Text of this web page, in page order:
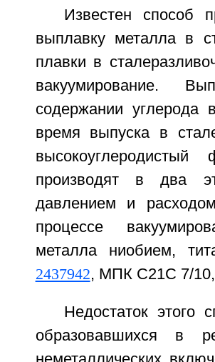
Известен способ
выплавку металла в
плавки в
вакуумирование.
содержании
время выпуска в
высокоуглеродистый
производят в два
давлением и
процессе
металла ниобием,
2437942, МПК С21С 7/10,
Недостаток этого
образовавшихся в